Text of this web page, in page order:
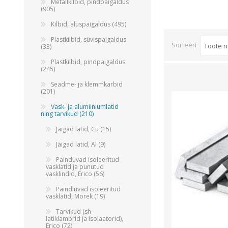
Painduvad kontrollkaablid
Nõrkvoolukaablid
Sorteeri
Metallkilbid, pindpaigaldus
(905)
Kilbid, aluspaigaldus (495)
Plastkilbid, süvispaigaldus
(33)
Plastkilbid, pindpaigaldus
(245)
Seadme- ja klemmkarbid
(201)
Vask- ja alumiiniumlatid
ning tarvikud (210)
Jäigad latid, Cu (15)
Jäigad latid, Al (9)
Painduvad isoleeritud
vasklatid ja punutud
vasklindid, Erico (56)
Paindluvad isoleeritud
vasklatid, Morek (19)
Tarvikud (sh
latiklambrid ja isolaatorid),
Erico (72)